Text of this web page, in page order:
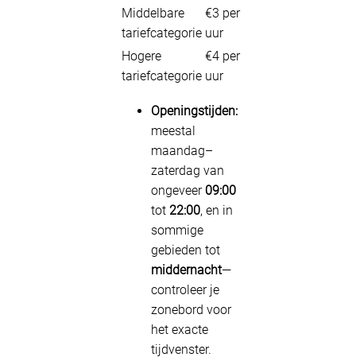
Middelbare
tariefcategorie
€3 per
uur
Hogere
tariefcategorie
€4 per
uur
Openingstijden:
meestal
maandag–
zaterdag van
ongeveer 09:00
tot 22:00, en in
sommige
gebieden tot
middernacht—
controleer je
zonebord voor
het exacte
tijdvenster.